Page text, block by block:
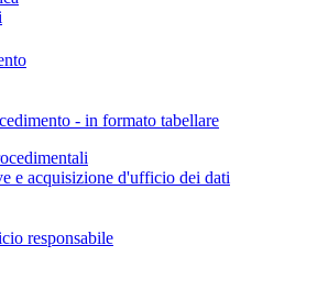
- in formato tabellare
e acquisizione d'ufficio dei dati
responsabile